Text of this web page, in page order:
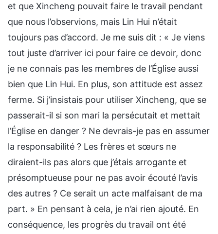
et que Xincheng pouvait faire le travail pendant
que nous l’observions, mais Lin Hui n’était
toujours pas d’accord. Je me suis dit : « Je viens
tout juste d’arriver ici pour faire ce devoir, donc
je ne connais pas les membres de l’Église aussi
bien que Lin Hui. En plus, son attitude est assez
ferme. Si j’insistais pour utiliser Xincheng, que se
passerait-il si son mari la persécutait et mettait
l’Église en danger ? Ne devrais-je pas en assumer
la responsabilité ? Les frères et sœurs ne
diraient-ils pas alors que j’étais arrogante et
présomptueuse pour ne pas avoir écouté l’avis
des autres ? Ce serait un acte malfaisant de ma
part. » En pensant à cela, je n’ai rien ajouté. En
conséquence, les progrès du travail ont été